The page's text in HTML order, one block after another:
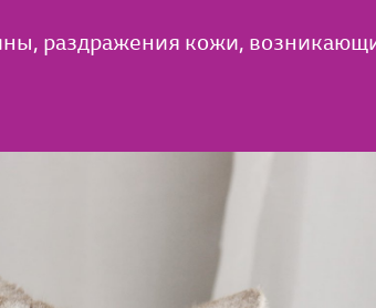
раздражения кожи,